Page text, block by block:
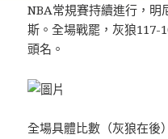
NBA常規賽持續進行，明
斯。全場戰罷，灰狼117-
頭名。
全場具體比數（灰狼在後